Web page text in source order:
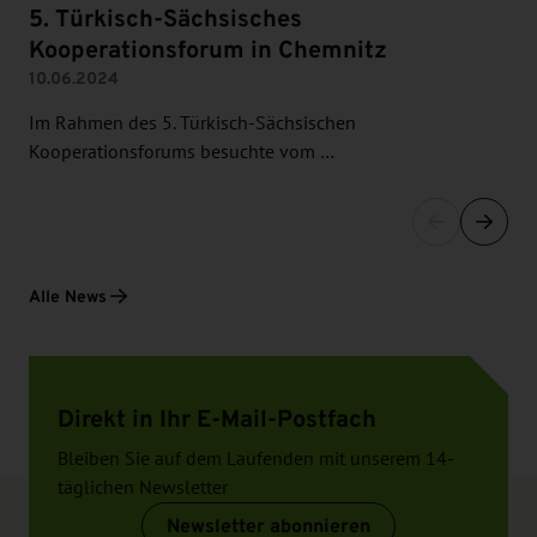
5. Türkisch-Sächsisches
Kooperationsforum in Chemnitz
10.06.2024
Im Rahmen des 5. Türkisch-Sächsischen
Kooperationsforums besuchte vom …
Alle News
Direkt in Ihr E-Mail-Postfach
Bleiben Sie auf dem Laufenden mit unserem 14-
täglichen Newsletter
Newsletter abonnieren